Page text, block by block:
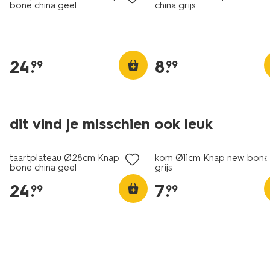
bone china geel
24.
99
china grijs
8.
99
dit vind je misschien ook leuk
2+1 gratis
taartplateau Ø28cm Knap new
bone china geel
24.
99
2+1 gratis
kom Ø11cm Knap new
grijs
7.
99